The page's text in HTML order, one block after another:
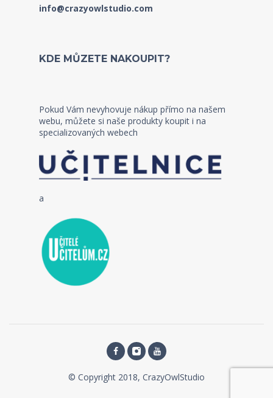
info@crazyowlstudio.com
KDE MŮZETE NAKOUPIT?
Pokud Vám nevyhovuje nákup přímo na našem
webu, můžete si naše produkty koupit i na
specializovaných webech
a
© Copyright 2018, CrazyOwlStudio